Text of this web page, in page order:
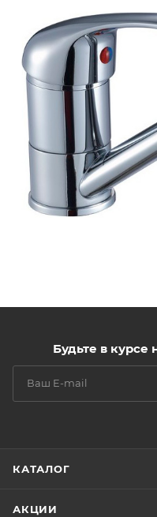
Будьте в
КАТАЛОГ
АКЦИИ